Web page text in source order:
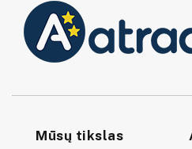
Mūsų tikslas